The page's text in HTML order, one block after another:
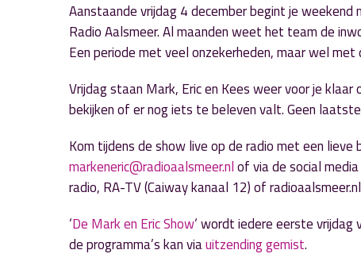
Aanstaande vrijdag 4 december begint je weekend
Radio Aalsmeer. Al maanden weet het team de
Een periode met veel onzekerheden, maar wel
Vrijdag staan Mark, Eric en Kees weer voor je
bekijken of er nog iets te beleven valt. Geen
Kom tijdens de show live op de radio met een
markeneric@radioaalsmeer.nlof via de social
radio, RA-TV (Caiway kanaal 12) of
‘De Mark en Eric Show‘ wordt iedere eerste vrijdag
de programma’s kan viauitzending gemist.